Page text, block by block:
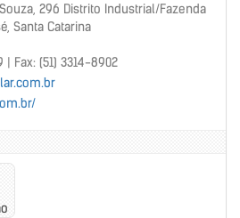
$languageName in
public_html/wp-
on line
296 Distrito Industrial/Fazenda
Santa Catarina
Fax: (51) 3314-8902